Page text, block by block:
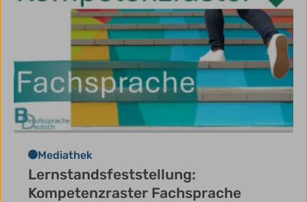
Mediathek
Lernstandsfeststellung:
Kompetenzraster Fachsprache